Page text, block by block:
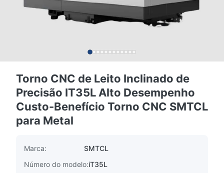
Torno CNC de Leito Inclinado de
Precisão IT35L Alto Desempenho
Custo-Benefício Torno CNC SMTCL
para Metal
Marca:
SMTCL
Número do modelo:iT35L